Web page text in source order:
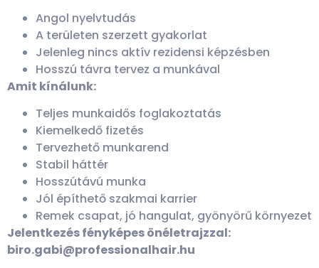
Angol nyelvtudás
A területen szerzett gyakorlat
Jelenleg nincs aktív rezidensi képzésben
Hosszú távra tervez a munkával
Amit kínálunk:
Teljes munkaidős foglakoztatás
Kiemelkedő fizetés
Tervezhető munkarend
Stabil háttér
Hosszútávú munka
Jól építhető szakmai karrier
Remek csapat, jó hangulat, gyönyörű környezet
Jelentkezés fényképes önéletrajzzal:
biro.gabi@professionalhair.hu